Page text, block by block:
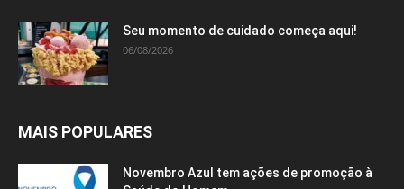
Seu momento de cuidado começa aqui!
06/08/2026
MAIS POPULARES
Novembro Azul tem ações de promoção à